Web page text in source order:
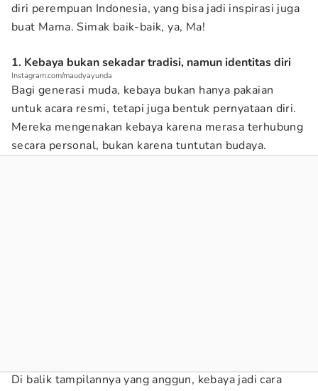
diri perempuan Indonesia, yang bisa jadi inspirasi juga
buat Mama. Simak baik-baik, ya, Ma!
1. Kebaya bukan sekadar tradisi, namun identitas diri
Instagram.com/maudyayunda
Bagi generasi muda, kebaya bukan hanya pakaian
untuk acara resmi, tetapi juga bentuk pernyataan diri.
Mereka mengenakan kebaya karena merasa terhubung
secara personal, bukan karena tuntutan budaya.
Di balik tampilannya yang anggun, kebaya jadi cara